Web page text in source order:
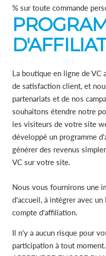
% sur toute commande
La boutique en ligne de
de satisfaction client, et
partenariats et de nos
souhaitons étendre notre
les visiteurs de votre site
développé un programme
générer des revenus
VC sur votre site.
Nous vous fournirons une
d'accueil, à intégrer avec
compte d'affiliation.
Il n'y a aucun risque pour
participation à tout moment.